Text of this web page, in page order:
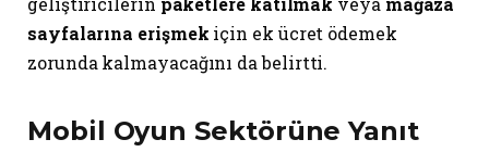
sayfalarına erişmek için ek ücret ödemek
zorunda kalmayacağını da belirtti.
Mobil Oyun Sektörüne Yanıt